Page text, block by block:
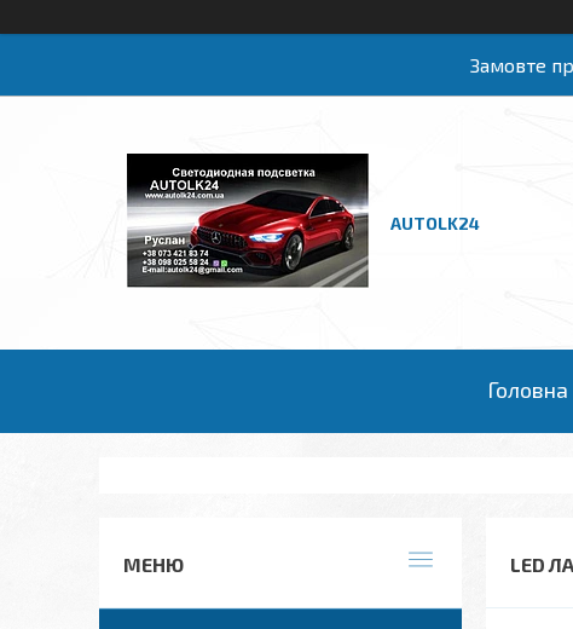
Замовте
AUTOLK24
Головна
LED